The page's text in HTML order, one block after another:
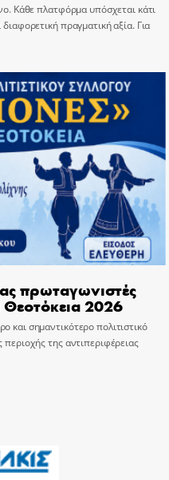
Κάθε πλατφόρμα υπόσχεται κάτι
πραγματική αξία. Για
πρωταγωνιστές
2026
και σημαντικότερο πολιτιστικό
της αντιπεριφέρειας